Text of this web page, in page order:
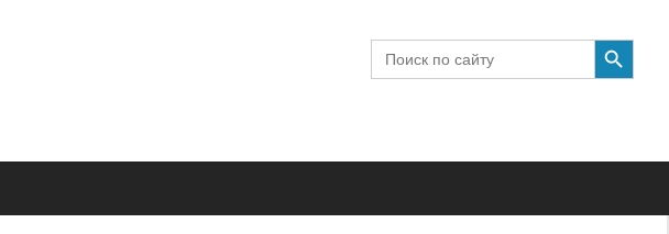
Search
for:
SEARCH BUTTON